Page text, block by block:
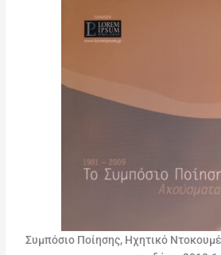
Συμπόσιο Ποίησης, Ηχητικό